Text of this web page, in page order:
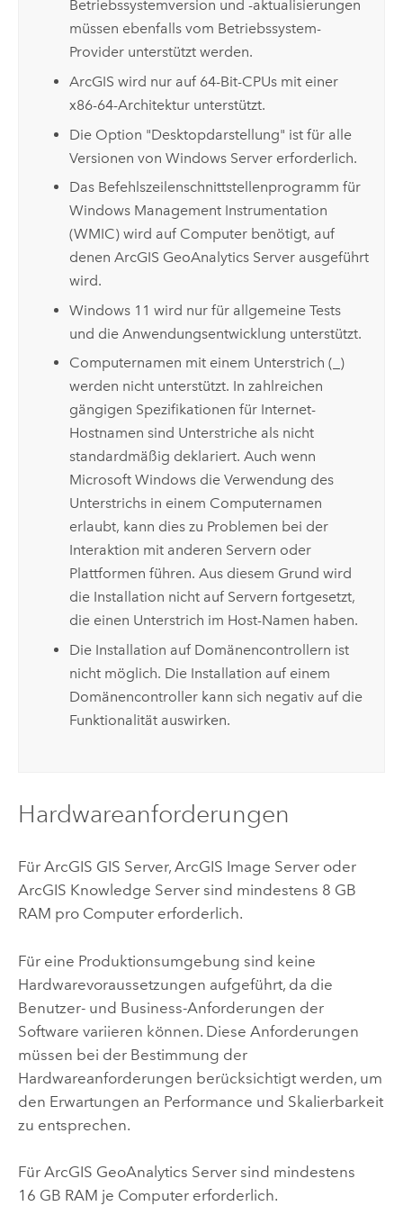
Betriebssystemversion und -aktualisierungen
müssen ebenfalls vom Betriebssystem-
Provider unterstützt werden.
ArcGIS wird nur auf 64-Bit-CPUs mit einer
x86-64-Architektur unterstützt.
Die Option "Desktopdarstellung" ist für alle
Versionen von Windows Servererforderlich.
Das Befehlszeilenschnittstellenprogramm für
WindowsManagement Instrumentation
(WMIC) wird auf Computer benötigt, auf
denen ArcGIS GeoAnalytics Serverausgeführt
wird.
Windows11 wird nur für allgemeine Tests
und die Anwendungsentwicklung unterstützt.
Computernamen mit einem Unterstrich (_)
werden nicht unterstützt. In zahlreichen
gängigen Spezifikationen für Internet-
Hostnamen sind Unterstriche als nicht
standardmäßig deklariert. Auch wenn
Microsoft Windowsdie Verwendung des
Unterstrichs in einem Computernamen
erlaubt, kann dies zu Problemen bei der
Interaktion mit anderen Servern oder
Plattformen führen. Aus diesem Grund wird
die Installation nicht auf Servern fortgesetzt,
die einen Unterstrich im Host-Namen haben.
Die Installation auf Domänencontrollern ist
nicht möglich. Die Installation auf einem
Domänencontroller kann sich negativ auf die
Funktionalität auswirken.
Hardwareanforderungen
Für ArcGIS GIS Server, ArcGIS Image Serveroder
ArcGIS Knowledge Serversind mindestens 8 GB
RAM pro Computer erforderlich.
Für eine Produktionsumgebung sind keine
Hardwarevoraussetzungen aufgeführt, da die
Benutzer- und Business-Anforderungen der
Software variieren können. Diese Anforderungen
müssen bei der Bestimmung der
Hardwareanforderungen berücksichtigt werden, um
den Erwartungen an Performance und Skalierbarkeit
zu entsprechen.
Für ArcGIS GeoAnalytics Serversind mindestens
16 GB RAM je Computer erforderlich.